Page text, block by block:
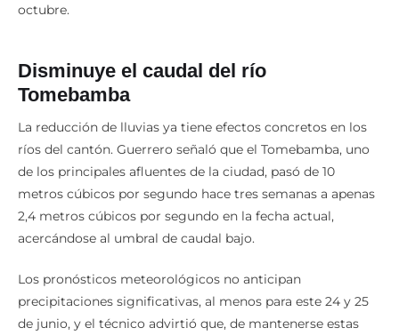
octubre.
Disminuye el caudal del río
Tomebamba
La reducción de lluvias ya tiene efectos concretos en los
ríos del cantón. Guerrero señaló que el Tomebamba, uno
de los principales afluentes de la ciudad, pasó de 10
metros cúbicos por segundo hace tres semanas a apenas
2,4 metros cúbicos por segundo en la fecha actual,
acercándose al umbral de caudal bajo.
Los pronósticos meteorológicos no anticipan
precipitaciones significativas, al menos para este 24 y 25
de junio, y el técnico advirtió que, de mantenerse estas